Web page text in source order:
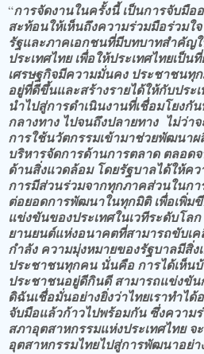
“การจัดงานในครั้งนี้ เป็นการจับมื
สะท้อนให้เห็นถึงความร่วมมือร่วมใ
รัฐและภาคเอกชนที่มีบทบาทสำคัญ
ประเทศไทย เพื่อให้ประเทศไทยเป็
เศรษฐกิจมีความมั่นคง ประชาชนทุ
อยู่ที่ดีขึ้นและสร้างรายได้ให้กับประ
นำไปสู่การดำเนินงานที่เชื่อมโยงกั
กลางทาง ไปจนถึงปลายทาง ไม่ว่า
การใช้นวัตกรรมเข้ามาช่วยพัฒนา
บริหารจัดการด้านการตลาด ตลอด
ด้านสิ่งแวดล้อม โดยรัฐบาลได้ให้ค
การมีส่วนร่วมจากทุกภาคส่วนในก
ต่อยอดการพัฒนาในทุกมิติ เพื่อเพิ่ม
แข่งขันของประเทศในเวทีระดับโลก​
ยานยนต์แห่งอนาคตที่สามารถขับเค
กำลัง ความมุ่งหมายของรัฐบาลมีสิ่ง
ประชาชนทุกคน นั่นคือ การได้เห็น
ประชาชนอยู่ดีกินดี สามารถแข่งขัน
ดิฉันเชื่อมั่นอย่างยิ่งว่าไทยเราทำไ
จับมือแล้วก้าวไปพร้อมกัน ซึ่งความ
สภาอุตสาหกรรมแห่งประเทศไทย
อุตสาหกรรมไทยไปสู่การพัฒนาอย่